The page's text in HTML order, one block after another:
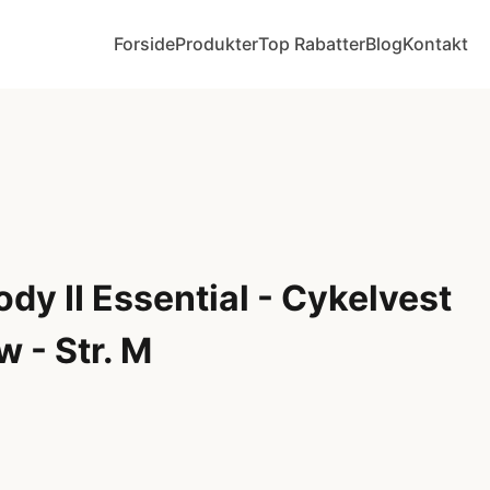
ForsideProdukterTop RabatterBlogKontakt
II Essential - Cykelvest
- Str. M